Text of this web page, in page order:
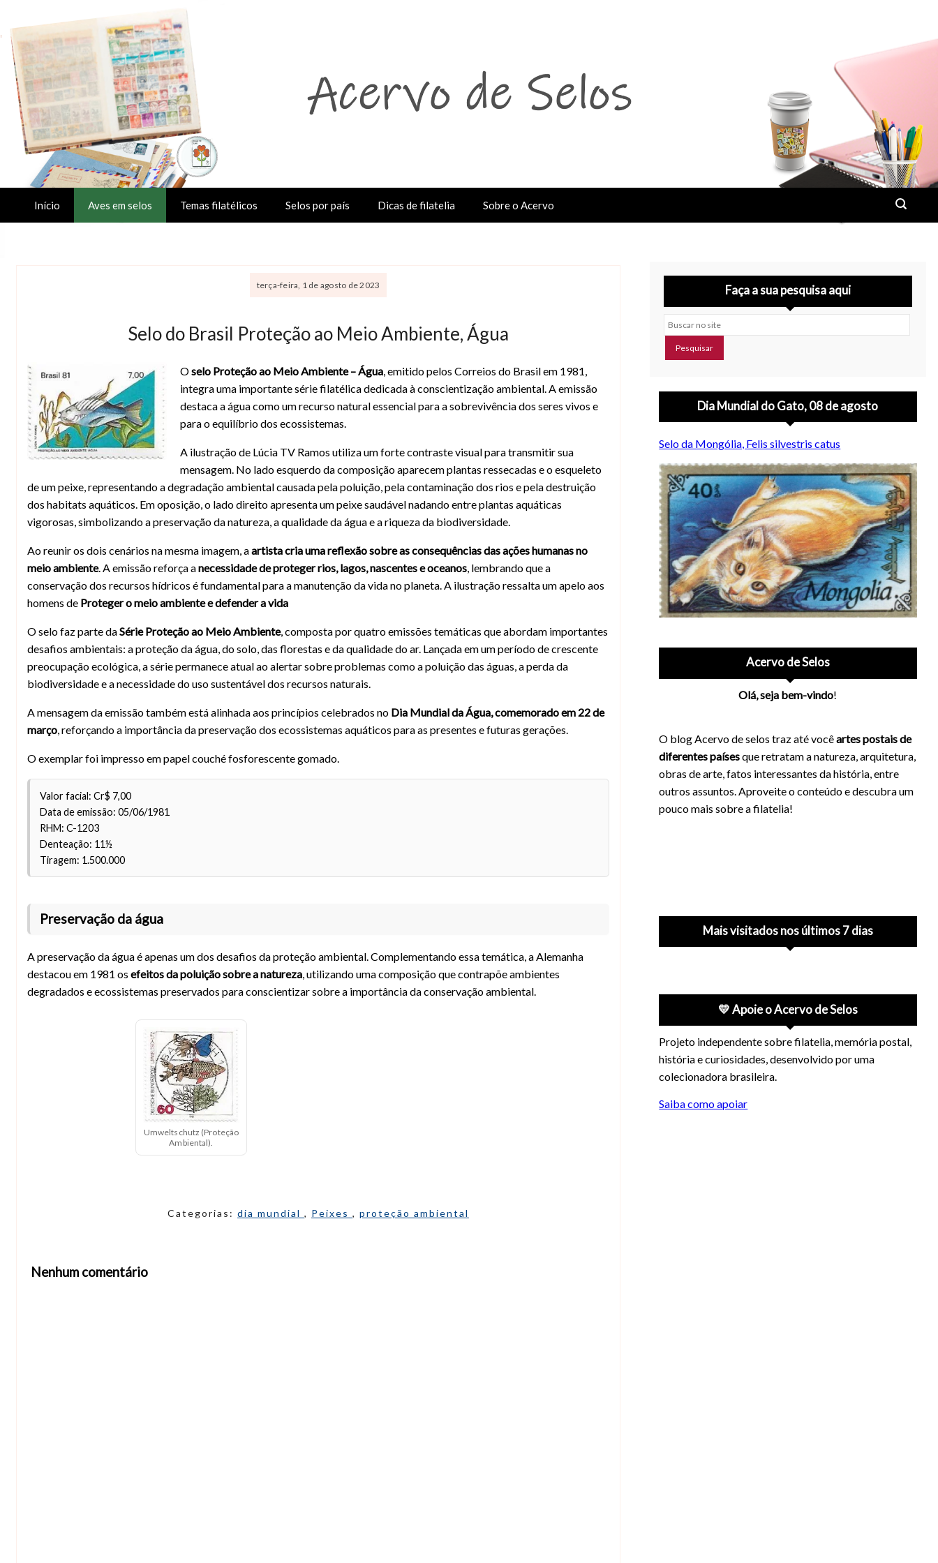
Início Aves em selos Temas filatélicos Selos por país Dicas de filatelia Sobre o Acervo
terça-feira, 1 de agosto de 2023
Selo do Brasil Proteção ao Meio Ambiente, Água
Selo Proteção ao Meio Ambiente – Água (Brasil, 1981)
Oselo Proteção ao Meio Ambiente – Água , emitido pelos Correios do Brasil em 1981,
integra uma importante série filatélica dedicada à conscientização ambiental. A emissão
destaca a água como um recurso natural essencial para a sobrevivência dos seres vivos e
para o equilíbrio dos ecossistemas.
A ilustração de Lúcia TV Ramos utiliza um forte contraste visual para transmitir sua
mensagem. No lado esquerdo da composição aparecem plantas ressecadas e o esqueleto
de um peixe, representando a degradação ambiental causada pela poluição, pela contaminação dos rios e pela destruição
dos habitats aquáticos. Em oposição, o lado direito apresenta um peixe saudável nadando entre plantas aquáticas
vigorosas, simbolizando a preservação da natureza, a qualidade da água e a riqueza da biodiversidade.
Ao reunir os dois cenários na mesma imagem, aartista cria uma reflexão sobre as consequências das ações humanas no
meio ambiente. A emissão reforça anecessidade de proteger rios, lagos, nascentes e oceanos , lembrando que a
conservação dos recursos hídricos é fundamental para a manutenção da vida no planeta. A ilustração ressalta um apelo aos
homens de Proteger o meio ambiente e defender a vida
O selo faz parte daSérie Proteção ao Meio Ambiente, composta por quatro emissões temáticas que abordam importantes
desafios ambientais: a proteção da água, do solo, das florestas e da qualidade do ar. Lançada em um período de crescente
preocupação ecológica, a série permanece atual ao alertar sobre problemas como a poluição das águas, a perda da
biodiversidade e a necessidade do uso sustentável dos recursos naturais.
A mensagem da emissão também está alinhada aos princípios celebrados no Dia Mundial da Água, comemorado em 22 de
março , reforçando a importância da preservação dos ecossistemas aquáticos para as presentes e futuras gerações.
O exemplar foi impresso em papel couché fosforescente gomado.
Valor facial: Cr$ 7,00
Data de emissão: 05/06/1981
RHM: C-1203
Denteação: 11½
Tiragem: 1.500.000
Preservação da água
A preservação da água é apenas um dos desafios da proteção ambiental. Complementando essa temática, a Alemanha
destacou em 1981 os efeitos da poluição sobre a natureza, utilizando uma composição que contrapõe ambientes
degradados e ecossistemas preservados para conscientizar sobre a importância da conservação ambiental.
Umweltschutz (Proteção
Ambiental).
Categorias: dia mundial , Peixes , proteção ambiental
Nenhum comentário
Faça a sua pesquisa aqui
Buscar no site
Dia Mundial do Gato, 08 de agosto
Selo da Mongólia, Felis silvestris catus
Acervo de Selos
Olá, seja bem-vindo!
O blog Acervo de selos traz até vocêartes postais de
diferentes paísesque retratam a natureza, arquitetura,
obras de arte, fatos interessantes da história, entre
outros assuntos. Aproveite o conteúdo e descubra um
pouco mais sobre a filatelia!
Mais visitados nos últimos 7 dias
💛 Apoie o Acervo de Selos
Projeto independente sobre filatelia, memória postal,
história e curiosidades, desenvolvido por uma
colecionadora brasileira.
Saiba como apoiar